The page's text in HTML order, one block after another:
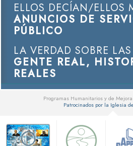
ELLOS DECÍAN/ELLOS
ANUNCIOS DE
PÚBLICO
LA VERDAD SOBRE
GENTE REAL,
REALES
Programas Humanitarios y de
Patrocinados por la Iglesia